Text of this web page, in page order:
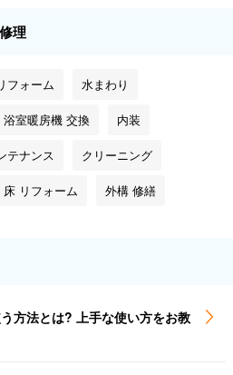
理
フォーム 水まわり
浴室暖房機 交換 内装
テナンス クリーニング
床 リフォーム 外構 修繕
方法とは? 上手な使い方をお教